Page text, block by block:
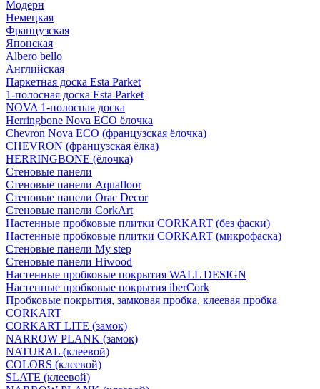
Модерн
Немецкая
Французская
Японская
Albero bello
Английская
Паркетная доска Esta Parket
1-полосная доска Esta Parket
NOVA 1-полосная доска
Herringbone Nova ECO ёлочка
Chevron Nova ECO (французская ёлочка)
CHEVRON (французская ёлка)
HERRINGBONE (ёлочка)
Стеновые панели
Стеновые панели Aquafloor
Стеновые панели Orac Decor
Стеновые панели CorkArt
Настенные пробковые плитки CORKART (без фаски)
Настенные пробковые плитки CORKART (микрофаска)
Стеновые панели My step
Стеновые панели Hiwood
Настенные пробковые покрытия WALL DESIGN
Настенные пробковые покрытия iberCork
Пробковые покрытия, замковая пробка, клеевая пробка
CORKART
CORKART LITE (замок)
NARROW PLANK (замок)
NATURAL (клеевой)
COLORS (клеевой)
SLATE (клеевой)